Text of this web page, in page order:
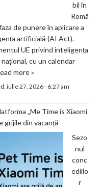
bil în
Româ
de punere în aplicare a
artificială (AI Act).
UE privind inteligența
cu un calendar
more »
iulie 27, 2026 - 6:27 am
„Me Time is Xiaomi
grijile din vacanță
Sezo
nul
conc
ediilo
r